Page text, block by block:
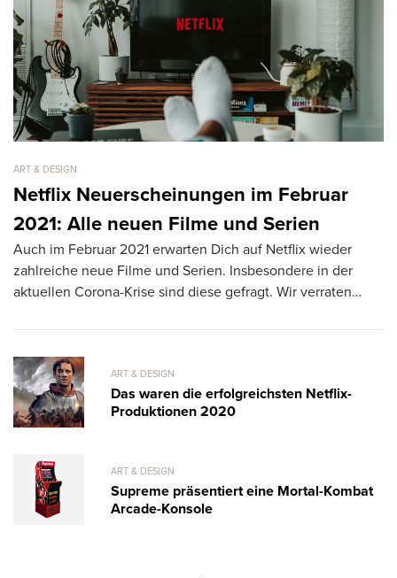
ART & DESIGN
Netflix Neuerscheinungen im Februar
2021: Alle neuen Filme und Serien
Auch im Februar 2021 erwarten Dich auf Netflix wieder
zahlreiche neue Filme und Serien. Insbesondere in der
aktuellen Corona-Krise sind diese gefragt. Wir verraten…
ART & DESIGN
Das waren die erfolgreichsten Netflix-
Produktionen 2020
ART & DESIGN
Supreme präsentiert eine Mortal-Kombat
Arcade-Konsole